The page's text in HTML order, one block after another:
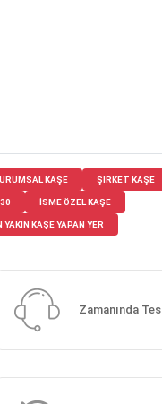
KAŞE ŞIRKET KAŞE
ISME ÖZEL KAŞE
YAKIN KAŞE YAPAN YER
Zamanında